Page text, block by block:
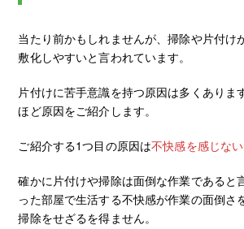
当たり前かもしれませんが、掃除や片付け
敷化しやすいと言われています。
片付けに苦手意識を持つ原因は多くありま
ほど原因をご紹介します。
ご紹介する1つ目の原因は不快感を感じな
確かに片付けや掃除は面倒な作業であると
った部屋で生活する不快感が作業の面倒さ
掃除をせざるを得ません。